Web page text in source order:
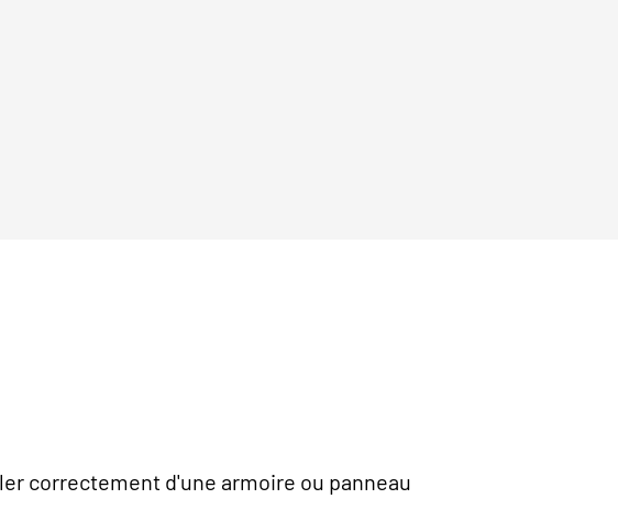
correctement d'une armoire ou panneau